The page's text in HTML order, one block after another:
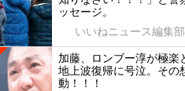
ッセージ。
いいねニュース編集部
加藤、ロンブー淳が極楽
地上波復帰に号泣。その
動！！！